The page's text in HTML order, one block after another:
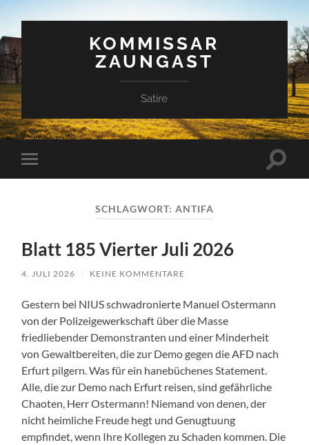
KOMMISSAR
ZAUNGAST
Satire
Mobile-
Menü
SCHLAGWORT: ANTIFA
Blatt 185 Vierter Juli 2026
4. JULI 2026 / KEINE KOMMENTARE
Gestern bei NIUS schwadronierte Manuel Ostermann
von der Polizeigewerkschaft über die Masse
friedliebender Demonstranten und einer Minderheit
von Gewaltbereiten, die zur Demo gegen die AFD nach
Erfurt pilgern. Was für ein hanebüchenes Statement.
Alle, die zur Demo nach Erfurt reisen, sind gefährliche
Chaoten, Herr Ostermann! Niemand von denen, der
nicht heimliche Freude hegt und Genugtuung
empfindet, wenn Ihre Kollegen zu Schaden kommen. Die